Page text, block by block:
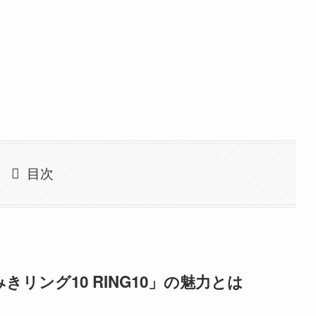
目次
リング10 RING10」の魅力とは